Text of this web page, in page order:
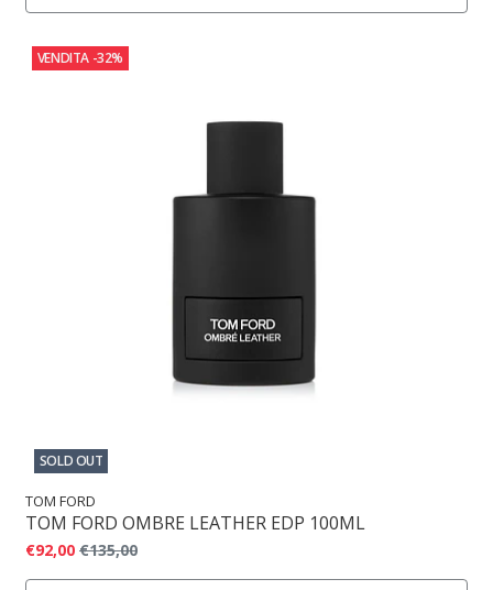
VENDITA -32%
SOLD OUT
TOM FORD
TOM FORD OMBRE LEATHER EDP 100ML
€92,00 €135,00